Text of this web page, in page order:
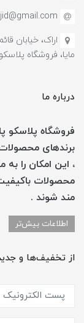
اراک، خیابان
مایا، فروشگاه
درباره ما
فروشگاه پلاسکو
برندهای
، این امکان را
محصولات
مند شوند .
اطلاعات بیش‌تر
از تخفیف‌ها و